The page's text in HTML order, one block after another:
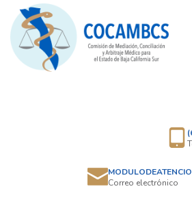
Correo electrónico